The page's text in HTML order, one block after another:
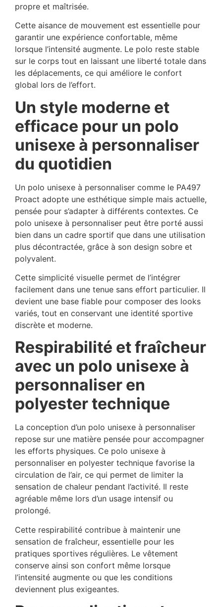
propre et maîtrisée.
Cette aisance de mouvement est essentielle pour
garantir une expérience confortable, même
lorsque l’intensité augmente. Le polo reste stable
sur le corps tout en laissant une liberté totale dans
les déplacements, ce qui améliore le confort
global lors de l’effort.
Un style moderne et
efficace pour un polo
unisexe à personnaliser
du quotidien
Un polo unisexe à personnaliser comme le PA497
Proact adopte une esthétique simple mais actuelle,
pensée pour s’adapter à différents contextes. Ce
polo unisexe à personnaliser peut être porté aussi
bien dans un cadre sportif que dans une utilisation
plus décontractée, grâce à son design sobre et
polyvalent.
Cette simplicité visuelle permet de l’intégrer
facilement dans une tenue sans effort particulier. Il
devient une base fiable pour composer des looks
variés, tout en conservant une identité sportive
discrète et moderne.
Respirabilité et fraîcheur
avec un polo unisexe à
personnaliser en
polyester technique
La conception d’un polo unisexe à personnaliser
repose sur une matière pensée pour accompagner
les efforts physiques. Ce polo unisexe à
personnaliser en polyester technique favorise la
circulation de l’air, ce qui permet de limiter la
sensation de chaleur pendant l’activité. Il reste
agréable même lors d’un usage intensif ou
prolongé.
Cette respirabilité contribue à maintenir une
sensation de fraîcheur, essentielle pour les
pratiques sportives régulières. Le vêtement
conserve ainsi son confort même lorsque
l’intensité augmente ou que les conditions
deviennent plus exigeantes.